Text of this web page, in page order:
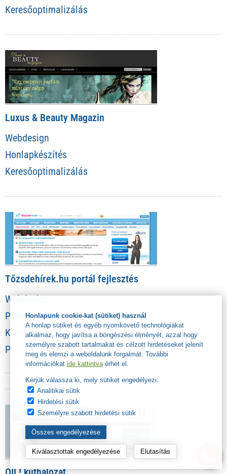
Keresőoptimalizálás
Luxus & Beauty Magazin
Webdesign
Honlapkészítés
Keresőoptimalizálás
Tőzsdehírek.hu portál fejlesztés
Webdesign
Portálfejlesztés, honlapkészítés
Keresőoptimalizálás
PHP, MySQL
Honlapunk cookie-kat (sütiket) használ
A honlap sütiket és egyéb nyomkövető technológiákat
alkalmaz, hogy javítsa a böngészési élményét, azzal hogy
személyre szabott tartalmakat és célzott hirdetéseket jelenít
meg és elemzi a weboldalunk forgalmát. További
információkat ide kattintvaérhet el.
Kérjük válassza ki, mely sütiket engedélyezi:
Analitikai sütik
Hirdetési sütik
Személyre szabott hirdetési sütik
Összes engedélyezése
Kiválasztottak engedélyezése Elutasítás